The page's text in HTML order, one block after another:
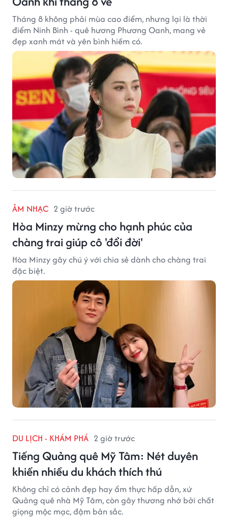
Tháng 8 không phải mùa cao điểm, nhưng lại là thời
điểm Ninh Bình - quê hương Phương Oanh, mang vẻ
đẹp xanh mát và yên bình hiếm có.
ÂM NHẠC 2 giờ trước
Hòa Minzy mừng cho hạnh phúc của
chàng trai giúp cô 'đổi đời'
Hòa Minzy gây chú ý với chia sẻ dành cho chàng trai
đặc biệt.
DU LỊCH - KHÁM PHÁ 2 giờ trước
Tiếng Quảng quê Mỹ Tâm: Nét duyên
khiến nhiều du khách thích thú
Không chỉ có cảnh đẹp hay ẩm thực hấp dẫn, xứ
Quảng quê nhà Mỹ Tâm, còn gây thương nhớ bởi chất
giọng mộc mạc, đậm bản sắc.